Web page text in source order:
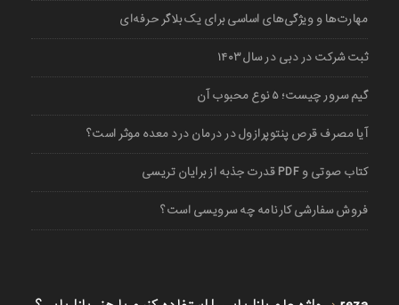
مهارت‌ها و ویژگی‌های اساسی برای یک بلاگر حرفه‌ای
ثبت شرکت در دبی در سال ۱۴۰۳
گیم سرور چیست؛ ۵ نوع محبوب آن
آیا مصرف قرص پنتوپرازول در درمان درد معده موثر است؟
کتاب صوتی و PDF قدرت جذبه از برایان تریسی
فروش سفارشی کارنامه چه سرویسی است؟